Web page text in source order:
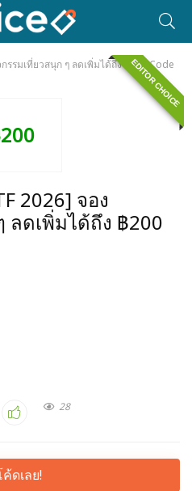
รรมเที่ยวสนุก ๆ ลดเพิ่มได้ถึง ฿200 Code
EDITOR CHOICE
2026] จอง
ลดเพิ่มได้ถึง ฿200
28
ดเลย!